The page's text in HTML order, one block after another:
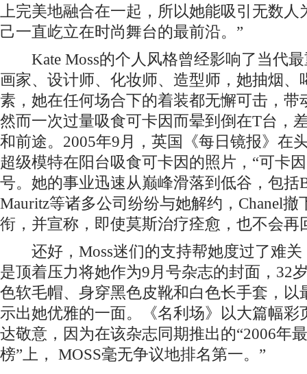
上完美地融合在一起，所以她能吸引无数
己一直屹立在时尚舞台的最前沿。”
Kate Moss的个人风格曾经影响了当代最
画家、设计师、化妆师、造型师，她抽烟、
素，她在任何场合下的着装都无懈可击，带
然而一次过量吸食可卡因而晕到倒在T台，
和前途。2005年9月，英国《每日镜报》在
超级模特在阳台吸食可卡因的照片，“可卡
号。她的事业迅速从巅峰滑落到低谷，包括
Mauritz等诸多公司纷纷与她解约，Chanel撤
衔，并宣称，即使莫斯治疗痊愈，也不会再
还好，Moss迷们的支持帮她度过了难关
是顶着压力将她作为9月号杂志的封面，32
色软毛帽、身穿黑色皮靴和白色长手套，以
示出她优雅的一面。《名利场》以大篇幅彩
达敬意，因为在该杂志同期推出的“2006年
榜”上， MOSS毫无争议地排名第一。”